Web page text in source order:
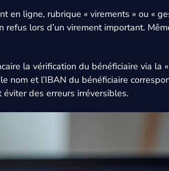
en ligne, rubrique « virements » ou «
refus lors d’un virement important.
la vérification du bénéficiaire via la
nom et l’IBAN du bénéficiaire
des erreurs irréversibles.